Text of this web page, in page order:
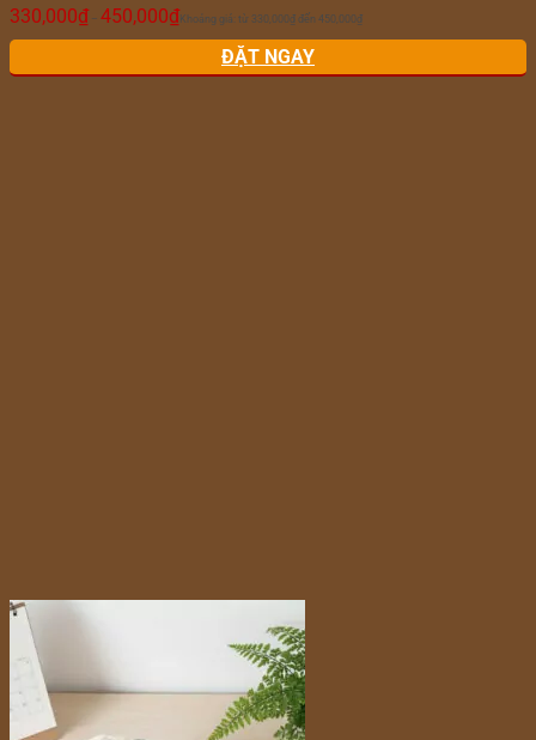
330,000₫ – 450,000₫ Khoảng giá: từ 330,000₫ đến 450,000₫
ĐẶT NGAY